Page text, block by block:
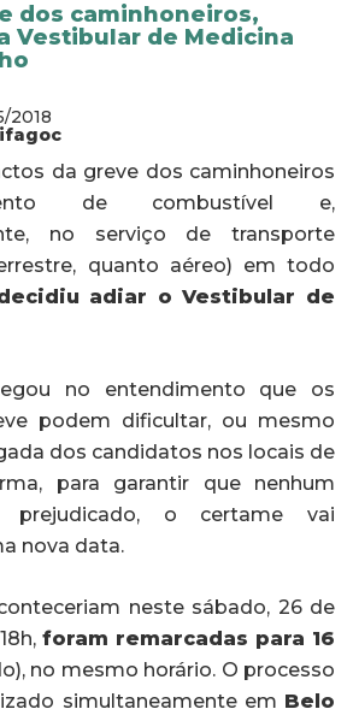
dos caminhoneiros,
Vestibular de Medicina
2018
da greve dos caminhoneiros
de combustível e,
no serviço de transporte
quanto aéreo) em todo
adiar o Vestibular de
no entendimento que os
podem dificultar, ou mesmo
dos candidatos nos locais de
para garantir que nenhum
prejudicado, o certame vai
nova data.
neste sábado, 26 de
foram remarcadas para 16
no mesmo horário. O processo
simultaneamente em Belo